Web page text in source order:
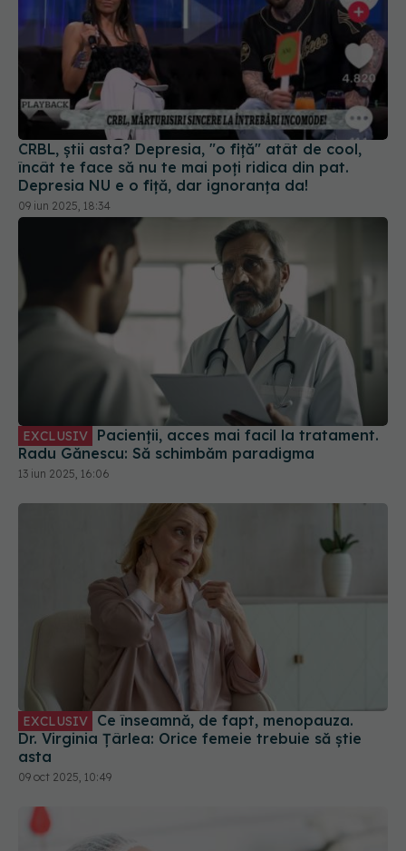
CRBL, știi asta? Depresia, "o fiță" atât de cool,
încât te face să nu te mai poți ridica din pat.
Depresia NU e o fiță, dar ignoranța da!
09 iun 2025, 18:34
EXCLUSIV
Radu Gănescu: Să schimbăm paradigma
13 iun 2025, 16:06
EXCLUSIV
Dr. Virginia Țârlea: Orice femeie trebuie să știe
asta
09 oct 2025, 10:49